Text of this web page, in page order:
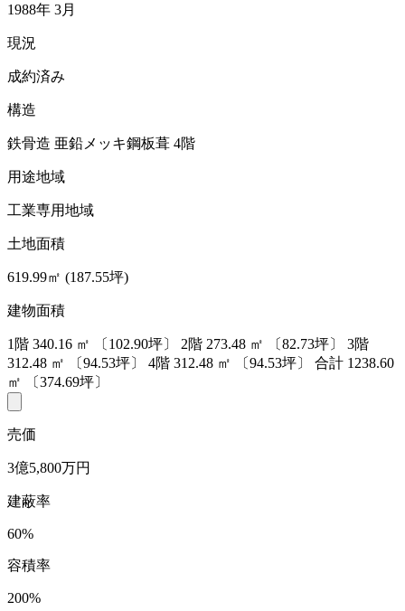
1988年 3月
現況
成約済み
構造
鉄骨造 亜鉛メッキ鋼板葺 4階
用途地域
工業専用地域
土地面積
619.99㎡ (187.55坪)
建物面積
1階 340.16 ㎡ 〔102.90坪〕 2階 273.48 ㎡ 〔82.73坪〕
3階
312.48 ㎡ 〔94.53坪〕 4階 312.48 ㎡ 〔94.53坪〕 合計 1238.60
㎡
〔374.69坪〕
売価
3億5,800万円
建蔽率
60%
容積率
200%